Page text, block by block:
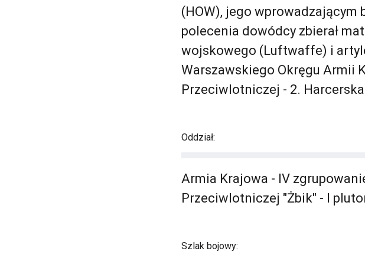
(HOW), jego wprowadzającym
polecenia dowódcy zbierał
wojskowego (Luftwaffe) i
Warszawskiego Okręgu Armii
Przeciwlotniczej - 2.
Oddział:
Armia Krajowa - IV
Przeciwlotniczej "Żbik" - I
Szlak bojowy: